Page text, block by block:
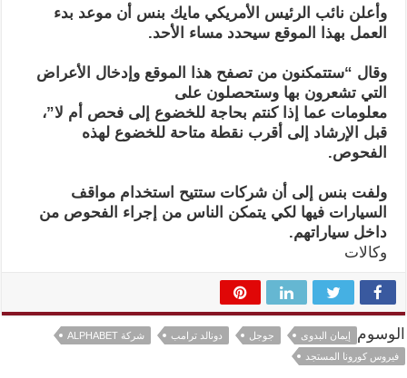
وأعلن نائب الرئيس الأمريكي مايك بنس أن موعد بدء
العمل بهذا الموقع سيحدد مساء الأحد.
وقال “ستتمكنون من تصفح هذا الموقع وإدخال الأعراض
التي تشعرون بها وستحصلون على
معلومات عما إذا كنتم بحاجة للخضوع إلى فحص أم لا”،
قبل الإرشاد إلى أقرب نقطة متاحة للخضوع لهذه
الفحوص.
ولفت بنس إلى أن شركات ستتيح استخدام مواقف
السيارات فيها لكي يتمكن الناس من إجراء الفحوص من
داخل سياراتهم.
وكالات
الوسوم إيمان البدوى جوجل دونالد ترامب
شركة ALPHABET
فيروس كورونا المستجد